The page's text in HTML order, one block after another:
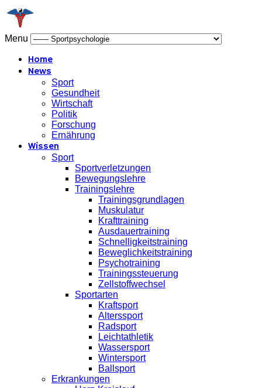
Menu
Home
News
Sport
Gesundheit
Wirtschaft
Politik
Forschung
Ernährung
Wissen
Sport
Sportverletzungen
Bewegungslehre
Trainingslehre
Trainingsgrundlagen
Muskulatur
Krafttraining
Ausdauertraining
Schnelligkeitstraining
Beweglichkeitstraining
Psychotraining
Trainingssteuerung
Zellstoffwechsel
Sportarten
Kraftsport
Alterssport
Radsport
Leichtathletik
Wassersport
Wintersport
Ballsport
Erkrankungen